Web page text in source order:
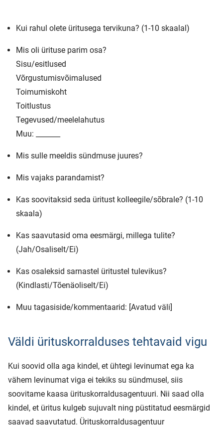
Kui rahul olete üritusega tervikuna? (1-10 skaalal)
Mis oli ürituse parim osa?
Sisu/esitlused
Võrgustumisvõimalused
Toimumiskoht
Toitlustus
Tegevused/meelelahutus
Muu: _______
Mis sulle meeldis sündmuse juures?
Mis vajaks parandamist?
Kas soovitaksid seda üritust kolleegile/sõbrale? (1-10
skaala)
Kas saavutasid oma eesmärgi, millega tulite?
(Jah/Osaliselt/Ei)
Kas osaleksid sarnastel üritustel tulevikus?
(Kindlasti/Tõenäoliselt/Ei)
Muu tagasiside/kommentaarid: [Avatud väli]
Väldi ürituskorralduses tehtavaid vigu
Kui soovid olla aga kindel, et ühtegi levinumat ega ka
vähem levinumat viga ei tekiks su sündmusel, siis
soovitame kaasa ürituskorraldusagentuuri. Nii saad olla
kindel, et üritus kulgeb sujuvalt ning püstitatud eesmärgid
saavad saavutatud. Ürituskorraldusagentuur